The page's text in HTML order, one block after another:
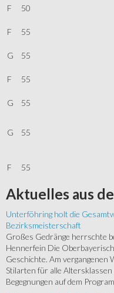
F 50
F 55
G 55
F 55
G 55
G 55
F 55
Aktuelles aus
Unterföhring holt die
Bezirksmeisterschaft
Großes Gedränge herrschte
Hennerfein Die
Geschichte. Am vergangenen
Stilarten für alle
Begegnungen auf dem